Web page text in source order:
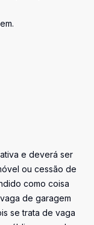
e deverá ser
ou cessão de
como coisa
de garagem
se trata de vaga